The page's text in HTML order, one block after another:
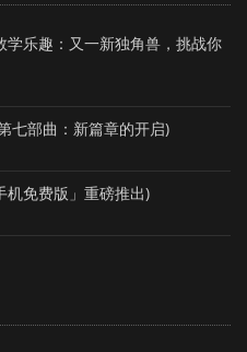
乐趣：又一新独角兽，挑战你
七部曲：新篇章的开启)
机免费版」重磅推出)